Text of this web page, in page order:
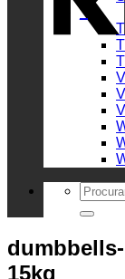
_
Search
for:
15kg